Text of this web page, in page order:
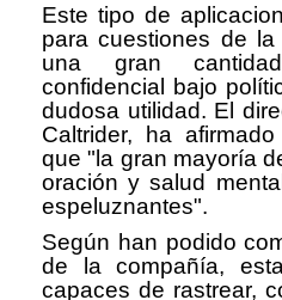
Este tipo de
para cuestiones de
una gran
confidencial bajo
dudosa utilidad. El
Caltrider, ha
que "la gran mayoría
oración y salud
espeluznantes".
Según han podido
de la compañía,
capaces de rastrear,